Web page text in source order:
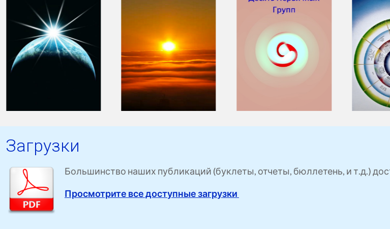
Загрузки
Большинство наших публикаций (буклеты, отчеты, бюллетень, и т.д.)
Просмотрите все доступные загрузки